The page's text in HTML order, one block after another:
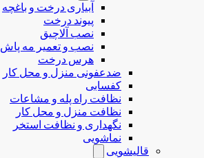
آبیاری درخت و باغچه
پیوند درخت
نصب آلاچیق
نصب و تعمیر مه پاش
هرس درخت
ضدعفونی منزل و محل کار
کفسابی
نظافت راه پله و مشاعات
نظافت منزل و محل کار
نگهداری و نظافت استخر
نماشویی
قالیشویی